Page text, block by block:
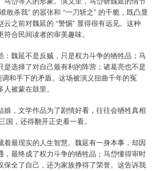
敢杀我” 的嚣张和 “一刀斩之” 的干脆，既凸显
云之前对魏延的 “警惕” 显得很有远见。这种
符合民间读者的审美趣味。
：魏延不是反贼，只是权力斗争的牺牲品；马
是选择了对自己最有利的阵营；诸葛亮也不是
调和手下的矛盾。这场被演义扭曲千年的冤
被蒙在鼓里。
娘，文学作品为了剧情好看，往往会牺牲真相
，还得翻开正史看一看。
着最现实的人生智慧。魏延有一身本事，却因
，最终成了权力斗争的牺牲品；马岱懂得审时
保全了自己，还为家族挣得了荣誉。这告诉我